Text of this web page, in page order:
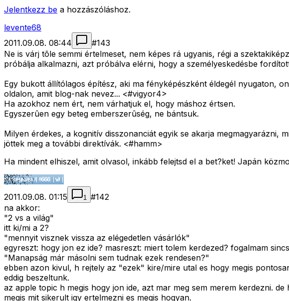
Jelentkezz be a hozzászóláshoz.
levente68
2011.09.08. 08:44
#143
Ne is várj tõle semmi értelmeset, nem képes rá ugyanis, régi a
próbálja alkalmazni, azt próbálva elérni, hogy a személyeskedésbe
Egy bukott állítólagos építész, aki ma fényképészként éldegél nyugaton,
oldalon, amit blog-nak nevez... <#vigyor4>
Ha azokhoz nem ért, nem várhatjuk el, hogy máshoz értsen.
Egyszerûen egy beteg emberszerûség, ne bántsuk.
Milyen érdekes, a kognitív disszonanciát egyik se akarja
jöttek meg a további direktívák. <#hamm>
Ha mindent elhiszel, amit olvasol, inkább felejtsd el a bet?ket! Japán
2011.09.08. 01:15 1 #142
na akkor:
"2 vs a világ"
itt ki/mi a 2?
"mennyit visznek vissza az elégedetlen vásárlók"
egyreszt: hogy jon ez ide? masreszt: miert tolem kerdezed? fogalmam
"Manapság már másolni sem tudnak ezek rendesen?"
ebben azon kivul, h rejtely az "ezek" kire/mire utal es hogy megis
eddig beszeltunk.
az apple topic h megis hogy jon ide, azt mar meg sem merem kerdezni.
megis mit sikerult igy ertelmezni es megis hogyan.